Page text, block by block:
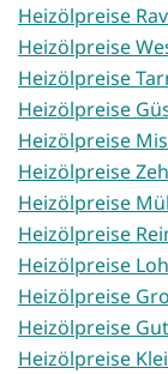
Heizölpreise
Heizölpreise
Heizölpreise
Heizölpreise
Heizölpreise
Heizölpreise
Heizölpreise
Heizölpreise
Heizölpreise
Heizölpreise
Heizölpreise
Heizölpreise